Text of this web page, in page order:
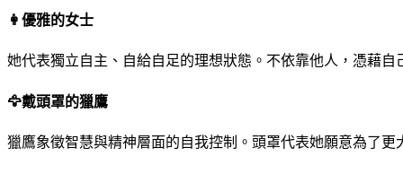
👩 優雅的女士
她代表獨立自主、自給自足的理想狀態。不依靠他人，憑藉
🦅戴頭罩的獵鷹
獵鷹象徵智慧與精神層面的自我控制。頭罩代表她願意為了